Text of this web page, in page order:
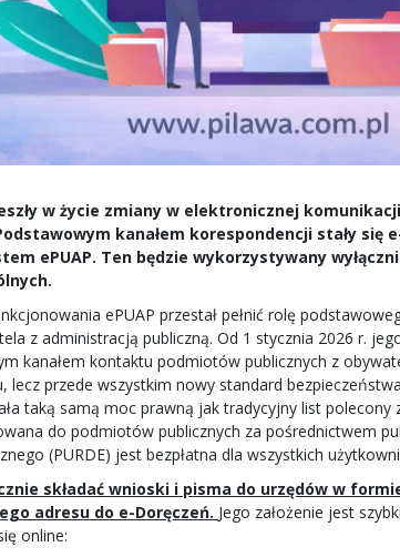
w życie zmiany w elektronicznej
kanałem korespondencji stały się
ePUAP. Ten będzie wykorzystywany
ePUAP przestał pełnić rolę
z administracją publiczną. Od 1 stycznia 2026 r.
kanałem kontaktu podmiotów publicznych z
lecz przede wszystkim nowy standard
taką samą moc prawną jak tradycyjny list
do podmiotów publicznych za pośrednictwem
(PURDE) jest bezpłatna dla wszystkich
składać wnioski i pisma do urzędów w
adresu do e-Doręczeń. Jego założenie jest
online: